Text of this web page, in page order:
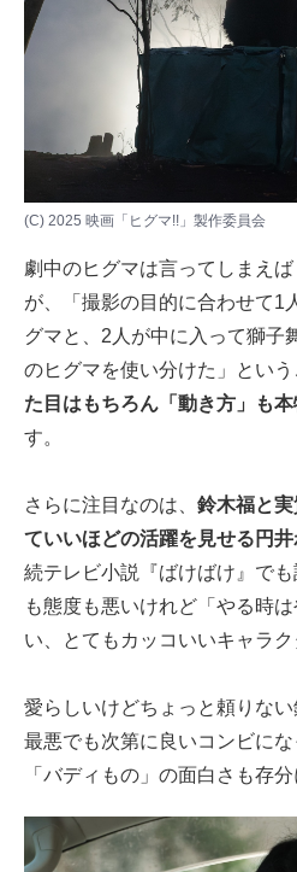
(C) 2025 映画「ヒグマ!!」製作委員会
劇中のヒグマは言ってしまえ
が、「撮影の目的に合わせて1
グマと、2人が中に入って獅子
のヒグマを使い分けた」という
た目はもちろん「動き方」も
す。
さらに注目なのは、 鈴木福と
ていいほどの活躍を見せる円
続テレビ小説『ばけばけ』で
も態度も悪いけれど「やる時
い、とてもカッコいいキャラク
愛らしいけどちょっと頼りな
最悪でも次第に良いコンビに
「バディもの」 の面白さも存分